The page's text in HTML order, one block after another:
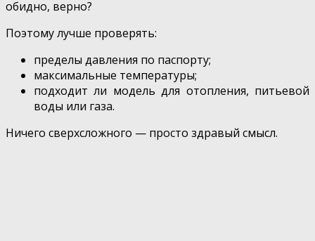
обидно, верно?
Поэтому лучше проверять:
пределы давления по паспорту;
максимальные температуры;
подходит ли модель для отопления, питьевой
воды или газа.
Ничего сверхсложного — просто здравый смысл.